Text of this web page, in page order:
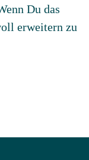
Du das
erweitern zu